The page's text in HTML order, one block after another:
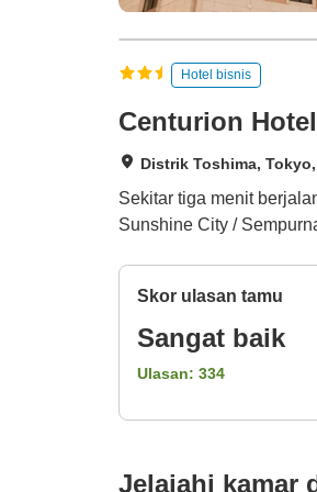
Hotel bisnis
Centurion
Distrik Toshima,
Sekitar tiga menit
Sunshine City /
Skor ulasan tamu
Sangat baik
Ulasan: 334
Jelajahi kamar